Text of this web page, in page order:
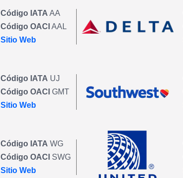
Código IATA AA
Código OACI AAL
Sitio Web
Código IATA UJ
Código OACI GMT
Sitio Web
Código IATA WG
Código OACI SWG
Sitio Web